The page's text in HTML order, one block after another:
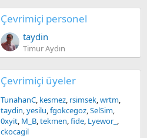
Çevrimiçi personel
taydin
Timur Aydın
Çevrimiçi üyeler
TunahanC kesmez rsimsek wrtm
taydin yesilu fgokcegoz SelSim
0xyit M_B tekmen fide Lyewor_
ckocagil